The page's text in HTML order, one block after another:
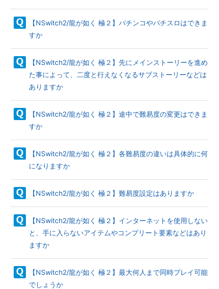
【NSwitch2/龍が如く 極２】パチンコやパチスロはできま
すか
【NSwitch2/龍が如く 極２】先にメインストーリーを進め
た事によって、二度と行えなくなるサブストーリーなどは
ありますか
【NSwitch2/龍が如く 極２】途中で難易度の変更はできま
すか
【NSwitch2/龍が如く 極２】各難易度の違いは具体的に何
になりますか
【NSwitch2/龍が如く 極２】難易度設定はありますか
【NSwitch2/龍が如く 極２】インターネットを使用しない
と、手に入らないアイテムやコンプリート要素などはあり
ますか
【NSwitch2/龍が如く 極２】最大何人まで同時プレイ可能
でしょうか